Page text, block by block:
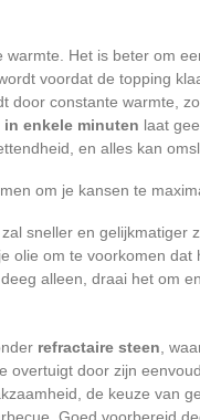
Het is beter om
voordat de topping
door constante warmte,
in enkele minuten laat
en alles kan
om je kansen te
sneller en gelijkmatiger
olie om te voorkomen dat
alleen, draai het om
refractaire steen ,
overtuigt door zijn
de keuze van